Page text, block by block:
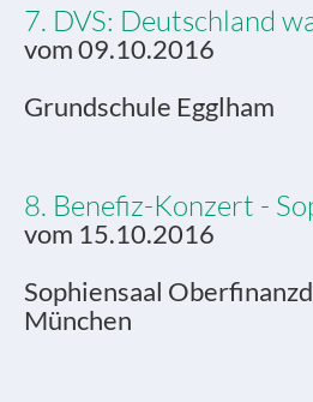
7. DVS: Deutschland
vom 09.10.2016
Grundschule Egglham
8. Benefiz-Konzert -
vom 15.10.2016
Sophiensaal
München